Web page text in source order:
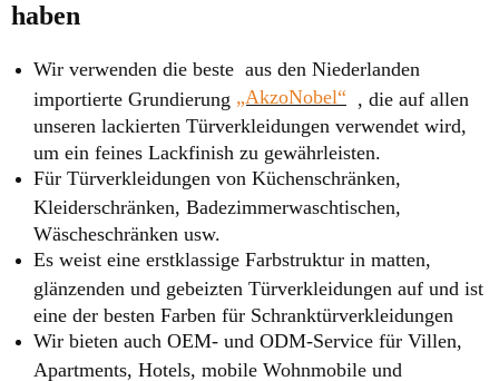
haben
Wir verwenden die beste aus den Niederlanden
importierte Grundierung „AkzoNobel“ , die auf allen
unseren lackierten Türverkleidungen verwendet wird,
um ein feines Lackfinish zu gewährleisten.
Für Türverkleidungen von Küchenschränken,
Kleiderschränken, Badezimmerwaschtischen,
Wäscheschränken usw.
Es weist eine erstklassige Farbstruktur in matten,
glänzenden und gebeizten Türverkleidungen auf und ist
eine der besten Farben für Schranktürverkleidungen
Wir bieten auch OEM- und ODM-Service für Villen,
Apartments, Hotels, mobile Wohnmobile und